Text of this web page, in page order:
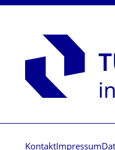
Kontakt Impressum